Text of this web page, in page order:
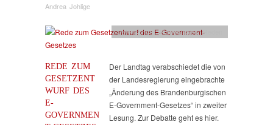
Andrea Johlige
REDE ZUM
GESETZENT
WURF DES
E-
GOVERNMEN
Datenschutz,Kommunales,Reden
Der Landtag verabschiedet die von
der Landesregierung eingebrachte
„Änderung des Brandenburgischen
E-Government-Gesetzes“ in zweiter
Lesung. Zur Debatte geht es hier.